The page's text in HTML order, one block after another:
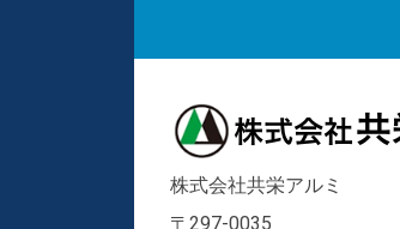
株式会社共栄アルミ
〒297-0035